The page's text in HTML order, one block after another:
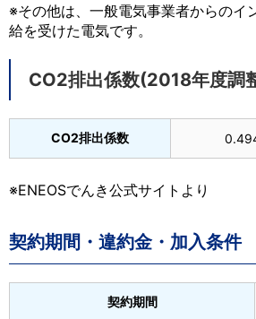
※その他は、一般電気事業者からのイ
給を受けた電気です。
CO2排出係数(2018年度調
CO2排出係数
※ENEOSでんき公式サイトより
契約期間・違約金・加入条件
契約期間